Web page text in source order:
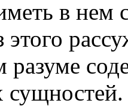
в нем
этого
разуме
сущностей.